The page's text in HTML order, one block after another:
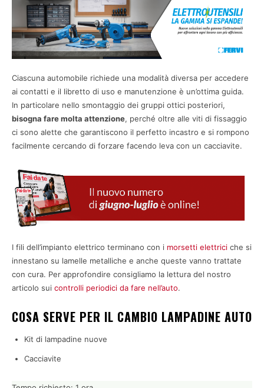
Ciascuna automobile richiede una modalità diversa per accedere
ai contatti e il libretto di uso e manutenzione è un’ottima guida.
In particolare nello smontaggio dei gruppi ottici posteriori,
bisogna fare molta attenzione, perché oltre alle viti di fissaggio
ci sono alette che garantiscono il perfetto incastro e si rompono
facilmente cercando di forzare facendo leva con un cacciavite.
I fili dell’impianto elettrico terminano con i morsetti elettrici che si
innestano su lamelle metalliche e anche queste vanno trattate
con cura. Per approfondire consigliamo la lettura del nostro
articolo sui controlli periodici da fare nell’auto.
COSA SERVE PER IL CAMBIO LAMPADINE AUTO
Kit di lampadine nuove
Cacciavite